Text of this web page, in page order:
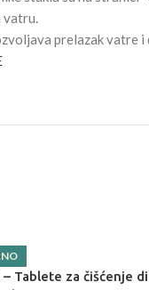
vatru.
prelazak vatre i
Tablete za čišćenje